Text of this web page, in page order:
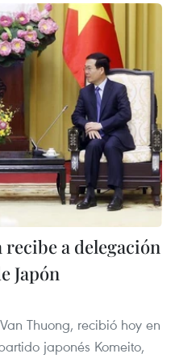
a delegación
Japón
Thuong, recibió hoy en
japonés Komeito,